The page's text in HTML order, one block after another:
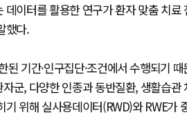
이터를 활용한 연구가 환자 맞춤 치
했다.
된 기간·인구집단·조건에서 수행되기
군, 다양한 인종과 동반질환, 생활습
위해 실사용데이터(RWD)와 RWE가